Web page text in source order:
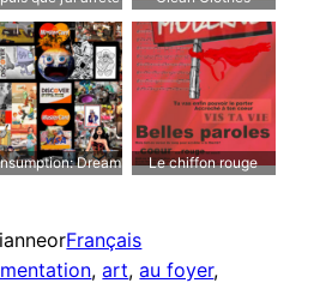
travailler Et que
recommencé à
J’y gagne!
Dream
Le chiffon rouge
Français
, art, au foyer